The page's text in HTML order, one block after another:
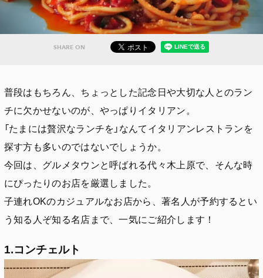
SHARE ON
普段はもちろん、ちょっとした記念日や大切な人とのラン
チに欠かせないのが、やっぱりイタリアン。
「たまには贅沢なランチを」なんてイタリアンレストランを
探す方も多いのではないでしょうか。
今回は、グルメタウンと呼ばれる代々木上原で、そんな時
にぴったりのお店を厳選しました。
子連れOKのカジュアルなお店から、著名人が予約するとい
う知る人ぞ知る名店まで、一気にご紹介します！
1.コンチェルト